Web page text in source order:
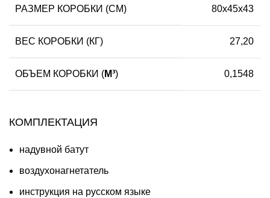
РАЗМЕР КОРОБКИ (СМ) 80х45х43
ВЕС КОРОБКИ (КГ) 27,20
ОБЪЕМ КОРОБКИ (М³) 0,1548
КОМПЛЕКТАЦИЯ
надувной батут
воздухонагнетатель
инструкция на русском языке